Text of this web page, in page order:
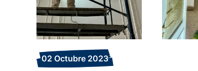
02 Octubre 2023